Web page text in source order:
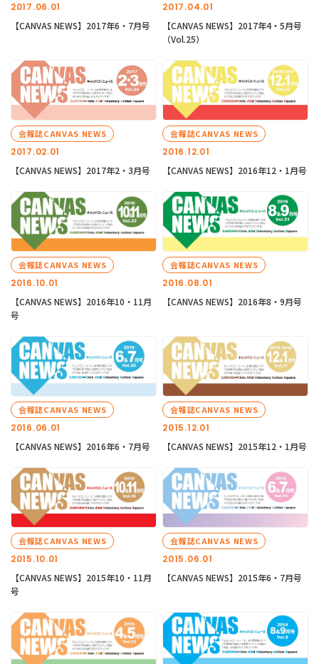
2017.06.01
【CANVAS NEWS】2017年6・7月号
2017.04.01
【CANVAS NEWS】2017年4・5月号
（Vol.25）
2017.02.01
会報誌CANVAS NEWS
【CANVAS NEWS】2017年2・3月号
2016.12.01
会報誌CANVAS NEWS
【CANVAS NEWS】2016年12・1月号
2016.10.01
会報誌CANVAS NEWS
【CANVAS NEWS】2016年10・11月
号
2016.08.01
会報誌CANVAS NEWS
【CANVAS NEWS】2016年8・9月号
2016.06.01
会報誌CANVAS NEWS
【CANVAS NEWS】2016年6・7月号
2015.12.01
会報誌CANVAS NEWS
【CANVAS NEWS】2015年12・1月号
2015.10.01
会報誌CANVAS NEWS
【CANVAS NEWS】2015年10・11月
号
2015.06.01
会報誌CANVAS NEWS
【CANVAS NEWS】2015年6・7月号